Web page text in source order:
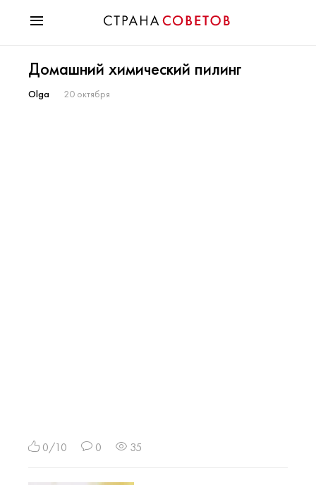
Мода
Звезды
Домашний химический пилинг
Olga 20 октября
0/10 0 35